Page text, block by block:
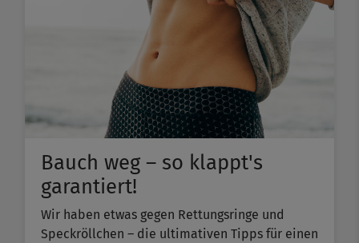
Bauch weg – so klappt's
garantiert!
Wir haben etwas gegen Rettungsringe und
Speckröllchen – die ultimativen Tipps für einen